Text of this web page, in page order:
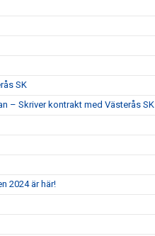
SK
– Skriver kontrakt med Västerås SK
2024 är här!